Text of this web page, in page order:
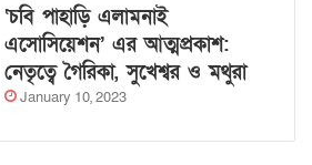
‘চবি পাহাড়ি এলামনাই
এসোসিয়েশন’ এর আত্মপ্রকাশ:
নেতৃত্বে গৈরিকা, সুখেশ্বর ও মথুরা
January 10, 2023